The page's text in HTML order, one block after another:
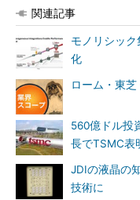
関連記事
モノリシッ
化
ローム・東
560億ドル投
長でTSMC表
JDIの液晶の
技術に